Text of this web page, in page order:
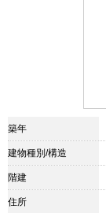
築年
建物種別/構造
階建
住所